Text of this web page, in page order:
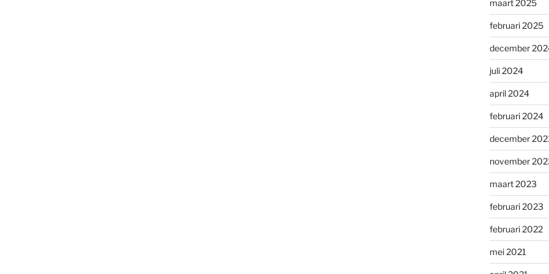
maart 2025
februari 2025
december
juli 2024
april 2024
februari 2024
december
november
maart 2023
februari 2023
februari 2022
mei 2021